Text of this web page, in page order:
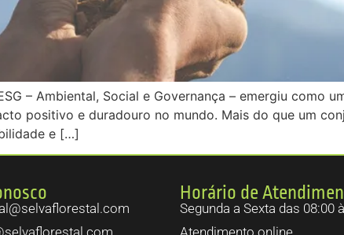
– Ambiental, Social e Governança – emergiu como
positivo e duradouro no mundo. Mais do que um
e […]
Horário de
Segunda a Sexta das 08:00